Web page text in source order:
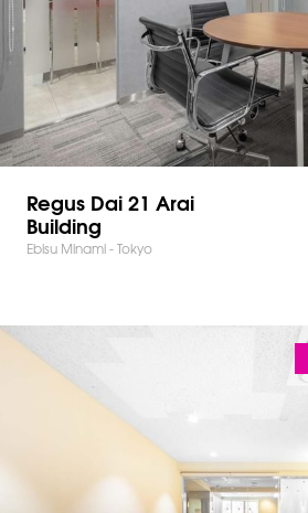
Regus Dai 21 Arai
Building
Ebisu Minami - Tokyo